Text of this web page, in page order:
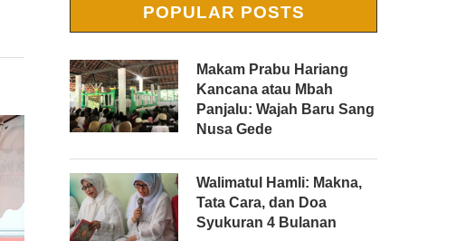
POPULAR POSTS
Makam Prabu Hariang
Kancana atau Mbah
Panjalu: Wajah Baru Sang
Nusa Gede
Walimatul Hamli: Makna,
Tata Cara, dan Doa
Syukuran 4 Bulanan